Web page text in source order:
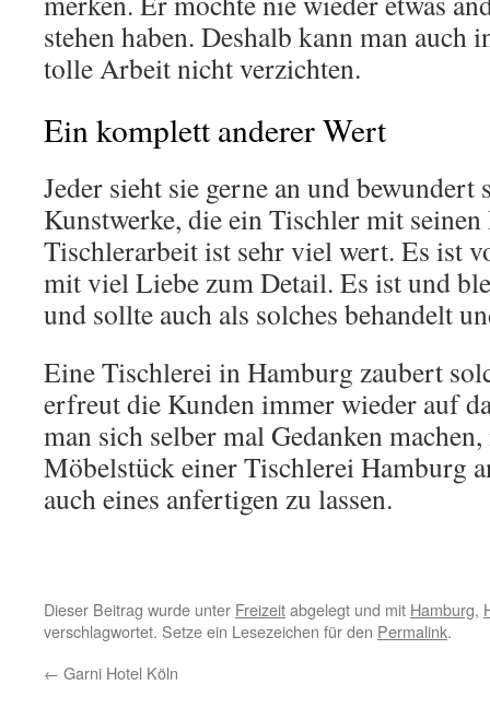
stehen haben. Deshalb kann man auch
tolle Arbeit nicht verzichten.
Ein komplett anderer Wert
Jeder sieht sie gerne an und bewundert
Kunstwerke, die ein Tischler mit
Tischlerarbeit ist sehr viel wert. Es ist
mit viel Liebe zum Detail. Es ist und
und sollte auch als solches behandelt
Eine Tischlerei in Hamburg zaubert
erfreut die Kunden immer wieder auf
man sich selber mal Gedanken
Möbelstück einer Tischlerei Hamburg
auch eines anfertigen zu lassen.
Dieser Beitrag wurde unter Freizeitabgelegt und mit Hamburg,
verschlagwortet. Setze ein Lesezeichen für den Permalink.
← Garni Hotel Köln